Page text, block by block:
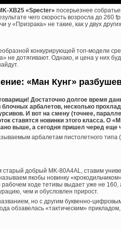
XB25 «Specter» посерьезнее
чего скорость возросла до 260
у «Призрака» не такие, как у двух
конкурирующей топ-модели
не дотягивают. Однако, и цена у них
«Ман Кунг»
Достаточно долгое время
блочных арбалетов, несколько
И вот на смену (точнее,
ставятся новинки этого класса. О
выше, а сегодня пришел черед еще
арбалетам пистолетного типа
добрый MK-80A4AL, ставим
якобы новинку
ходе тетивы выдает уже не 160,
чем и обусловлен прирост.
но с другим буквенно-
обзавелась «тактическим»